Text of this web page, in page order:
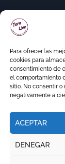
Para ofrecer las
cookies para
consentimiento de
el comportamiento
sitio. No consentir
negativamente a
ACEPTAR
DENEGAR
Copyright